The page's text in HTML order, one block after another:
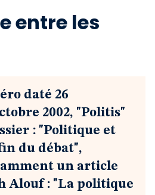
revue
entre les
daté 26
2002, "Politis"
: "Politique et
du débat",
un article
Alouf : "La politique